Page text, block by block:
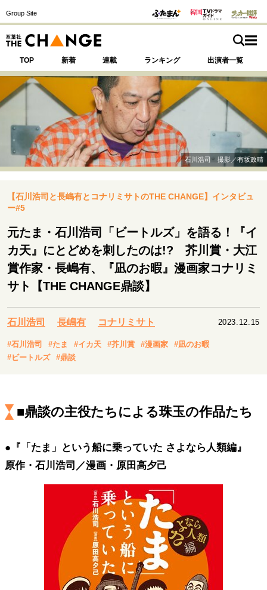
Group Site
TOP 新着 連載 ランキング 出演者一覧
SPECIAL 注目の記事テーマで探す
運命を変えた出会い 決断の裏側
挫折からの再起
表現者の葛藤
人生が動いた日 10代の挫折と原点
キャリア・働き方
セカンドキャリアの描き方
独立という決断
大人の学び直し
ファーストキャリアを拓く
夢を掴む選択
マインドセット
重圧との向き合い方 一流のルーティン
ライフスタイル・生き方
40代からの景色 美しさの哲学
パートナーとの歩み方
親になるということ
病が教えてくれたこと
移住という選択
熱狂できるもの
一生モノの愛用品
石川浩司 撮影／有坂政晴
【石川浩司と長嶋有とコナリミサトのTHE CHANGE】インタビュ
ー#5
元たま・石川浩司「ビートルズ」を語る！『イ
カ天』にとどめを刺したのは!? 芥川賞・大江
賞作家・長嶋有、『凪のお暇』漫画家コナリミ
サト【THE CHANGE鼎談】
石川浩司 長嶋有 コナリミサト 2023.12.15
#石川浩司 #たま #イカ天 #芥川賞 #漫画家
#凪のお暇
#ビートルズ
#鼎談
■鼎談の主役たちによる珠玉の作品たち
●『「たま」という船に乗っていた さよなら人類編』
原作・石川浩司／漫画・原田高夕己